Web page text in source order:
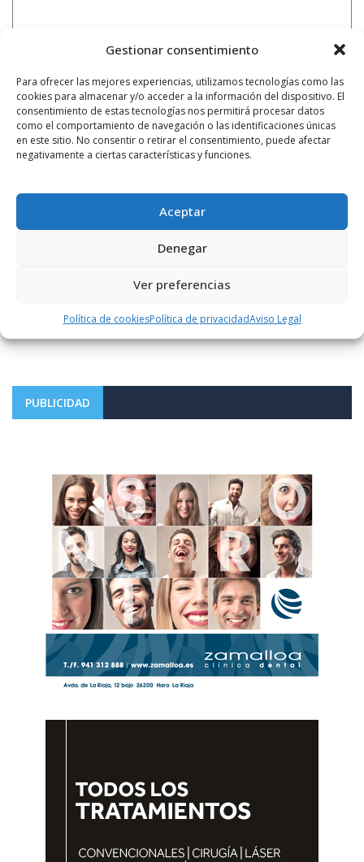
Gestionar consentimiento
Para ofrecer las mejores experiencias, utilizamos tecnologías como las
cookies para almacenar y/o acceder a la información del dispositivo. El
consentimiento de estas tecnologías nos permitirá procesar datos
como el comportamiento de navegación o las identificaciones únicas
en este sitio. No consentir o retirar el consentimiento, puede afectar
negativamente a ciertas características y funciones.
Aceptar
Denegar
Ver preferencias
Política de cookiesPolítica de privacidadAviso Legal
Notificarme vía correo electrónico cuando el comentario sea
Este sitio usa Akismet para reducir el spam.Aprende
PUBLICIDAD